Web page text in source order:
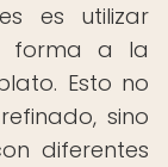
es utilizar
forma a la
Esto no
sino
diferentes